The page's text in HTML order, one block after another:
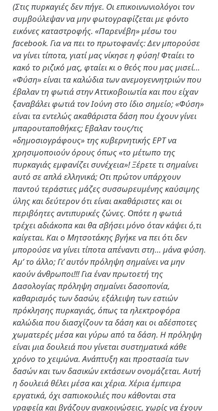
(Στις πυρκαγιές δεν πήγε. Οι επικοινωνιολόγοι τον
συμβούλεψαν να μην φωτογραφίζεται με φόντο
εικόνες καταστροφής. «Παρενέβη» μέσω του
facebook. Για να πει το πρωτοφανές: Δεν μπορούσε
να γίνει τίποτα, γιατί μας νίκησε η φύση! Φταίει το
κακό το ριζικό μας, φταίει κι ο θεός που μας μισεί…
«Φύση» είναι τα καλώδια των ανεμογεννητριών που
έβαλαν τη φωτιά στην Αττικοβοιωτία και που είχαν
ξαναβάλει φωτιά τον Ιούνη στο ίδιο σημείο; «Φύση»
είναι τα εντελώς ακαθάριστα δάση που έχουν γίνει
μπαρουταποθήκες; Εβαλαν τους/τις
«δημοσιογράφους» της κυβερνητικής ΕΡΤ να
χρησιμοποιούν όρους όπως «το μέτωπο της
πυρκαγιάς εμφανίζει συνέχεια»! Ξέρετε τι σημαίνει
αυτό σε απλά ελληνικά; Οτι πρώτον υπάρχουν
παντού τεράστιες μάζες συσσωρευμένης καύσιμης
ύλης και δεύτερον ότι είναι ακαθάριστες και οι
περιβόητες αντιπυρικές ζώνες. Οπότε η φωτιά
τρέχει αδιάκοπα και θα σβήσει μόνο όταν κάψει ό,τι
καίγεται. Και ο Μητσοτάκης βγήκε να πει ότι δεν
μπορούσε να γίνει τίποτα απέναντι στη… μάνα φύση.
Αμ’ το άλλο; Γι’ αυτόν πρόληψη σημαίνει να μην
καούν άνθρωποι!!! Για έναν πρωτοετή της
Δασολογίας πρόληψη σημαίνει δασοπονία,
καθαρισμός των δασών, εξάλειψη των εστιών
πρόκλησης πυρκαγιάς, όπως τα ηλεκτροφόρα
καλώδια που διασχίζουν τα δάση και οι αδέσποτες
χωματερές μέσα και γύρω από τα δάση. Η πρόληψη
είναι μια δουλειά που γίνεται συστηματικά κάθε
χρόνο το χειμώνα. Ανάπτυξη και προστασία των
δασών και των δασικών εκτάσεων ονομάζεται. Αυτή
η δουλειά θέλει μέσα και χέρια. Χέρια έμπειρα
εργατικά, όχι σαπιοκοιλιές που κάθονται στα
γραφεία και βγάζουν ανακοινώσεις, χωρίς να έχουν